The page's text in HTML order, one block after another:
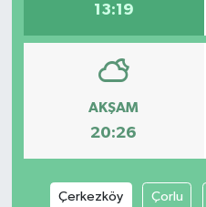
13:19
AKŞAM
20:26
Çerkezköy Çorlu